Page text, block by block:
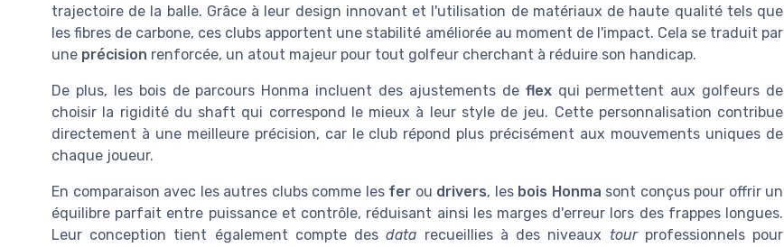
trajectoire de la balle. Grâce à leur design innovant et l'utilisation de matériaux de haute qualité tels que
les fibres de carbone, ces clubs apportent une stabilité améliorée au moment de l'impact. Cela se traduit par
une précision renforcée, un atout majeur pour tout golfeur cherchant à réduire son handicap.
De plus, les bois de parcours Honma incluent des ajustements de flexqui permettent aux golfeurs de
choisir la rigidité du shaft qui correspond le mieux à leur style de jeu. Cette personnalisation contribue
directement à une meilleure précision, car le club répond plus précisément aux mouvements uniques de
chaque joueur.
En comparaison avec les autres clubs comme les fer ou drivers, les bois Honma sont conçus pour offrir un
équilibre parfait entre puissance et contrôle, réduisant ainsi les marges d'erreur lors des frappes longues.
Leur conception tient également compte desdata recueillies à des niveaux tourprofessionnels pour